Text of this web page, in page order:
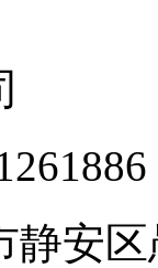
静安区